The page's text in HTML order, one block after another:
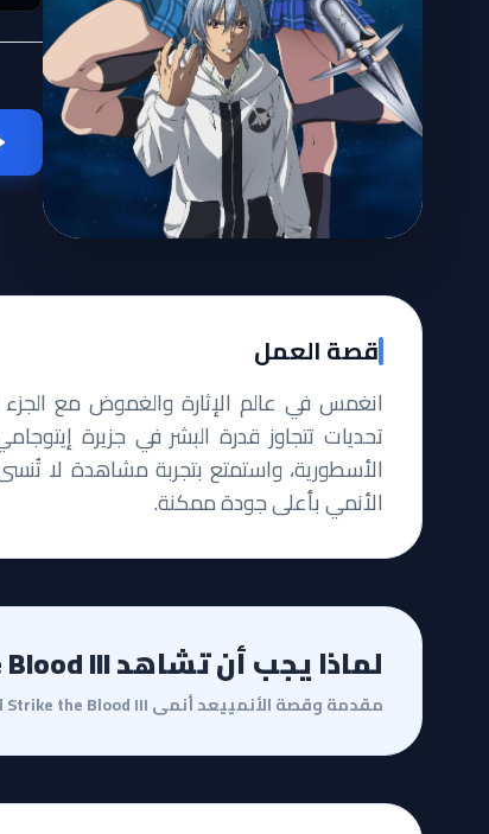
قصة العمل
تحديات تتجاوز قدرة البشر في جزيرة
الأسطورية، واستمتع بتجربة مشاهدة لا
الأنمي بأعلى جودة ممكنة.
لماذا يجب أن تشاهد Strike the Blood III؟